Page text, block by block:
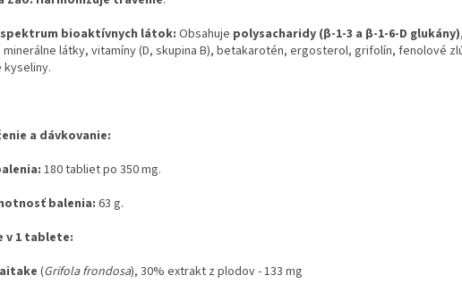
bioaktívnych látok:Obsahuje polysacharidy (β-1-3 a β-1-6-D glukány)
látky, vitamíny (D, skupina B), betakarotén, ergosterol, grifolín, fenolové
a dávkovanie:
180 tabliet po 350 mg.
balenia:63 g.
v 1 tablete:
(Grifola frondosa), 30% extrakt z plodov - 133 mg